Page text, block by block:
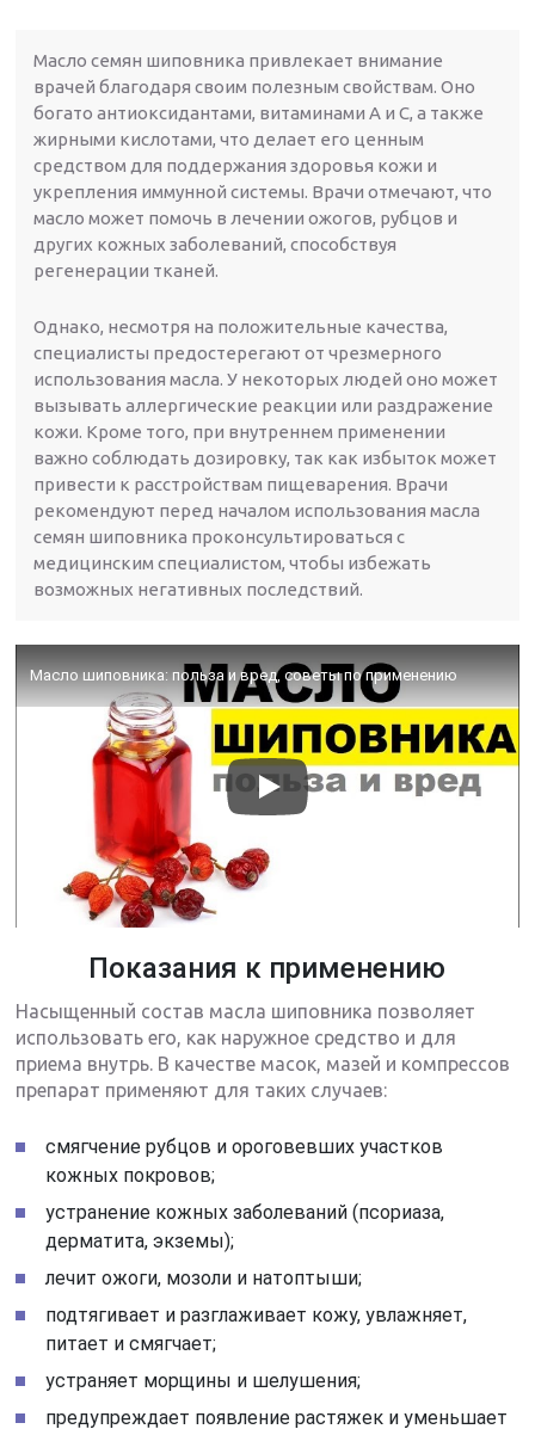
Масло семян шиповника привлекает внимание
врачей благодаря своим полезным свойствам. Оно
богато антиоксидантами, витаминами A и C, а также
жирными кислотами, что делает его ценным
средством для поддержания здоровья кожи и
укрепления иммунной системы. Врачи отмечают, что
масло может помочь в лечении ожогов, рубцов и
других кожных заболеваний, способствуя
регенерации тканей.
Однако, несмотря на положительные качества,
специалисты предостерегают от чрезмерного
использования масла. У некоторых людей оно может
вызывать аллергические реакции или раздражение
кожи. Кроме того, при внутреннем применении
важно соблюдать дозировку, так как избыток может
привести к расстройствам пищеварения. Врачи
рекомендуют перед началом использования масла
семян шиповника проконсультироваться с
медицинским специалистом, чтобы избежать
возможных негативных последствий.
Масло шиповника: польза и вред, советы по применению
Показания к применению
Насыщенный состав масла шиповника позволяет
использовать его, как наружное средство и для
приема внутрь. В качестве масок, мазей и компрессов
препарат применяют для таких случаев:
смягчение рубцов и ороговевших участков
кожных покровов;
устранение кожных заболеваний (псориаза,
дерматита, экземы);
лечит ожоги, мозоли и натоптыши;
подтягивает и разглаживает кожу, увлажняет,
питает и смягчает;
устраняет морщины и шелушения;
предупреждает появление растяжек и уменьшает